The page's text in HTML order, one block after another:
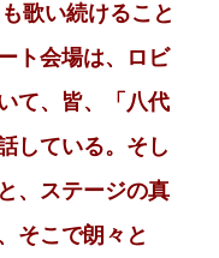
歌い続けること
ト会場は、ロビ
て、皆、「八代
している。そし
、ステージの真
そこで朗々と